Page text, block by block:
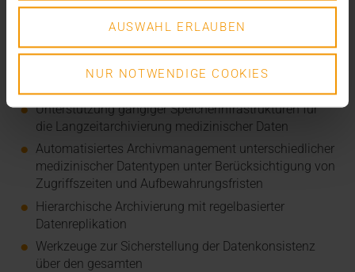
AUSWAHL ERLAUBEN
NUR NOTWENDIGE COOKIES
XDS
Medical Archiving
Unterstützung gängiger Speicherinfrastrukturen für
die Langzeitarchivierung medizinischer Daten
Automatisiertes Archivmanagement unterschiedlicher
medizinischer Datentypen unter Berücksichtigung von
Zugriffszeiten und Aufbewahrungsfristen
Hierarchische Archivierung mit regelbasierter
Datenreplikation
Werkzeuge zur Sicherstellung der Datenkonsistenz
über den gesamten